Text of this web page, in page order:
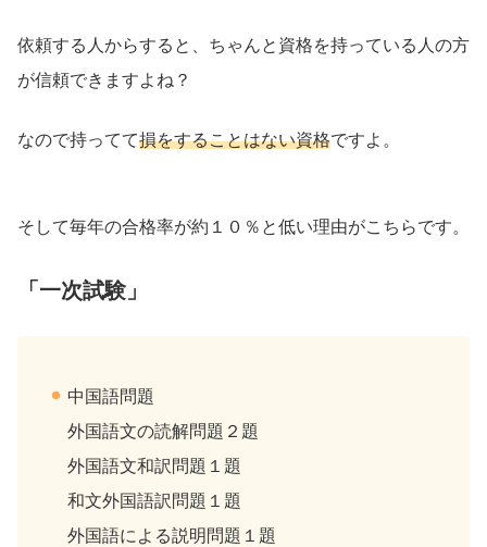
依頼する人からすると、ちゃんと資格を持っている人の方
が信頼できますよね？
なので持ってて損をすることはない資格ですよ。
そして毎年の合格率が約１０％と低い理由がこちらです。
「一次試験」
中国語問題
外国語文の読解問題２題
外国語文和訳問題１題
和文外国語訳問題１題
外国語による説明問題１題